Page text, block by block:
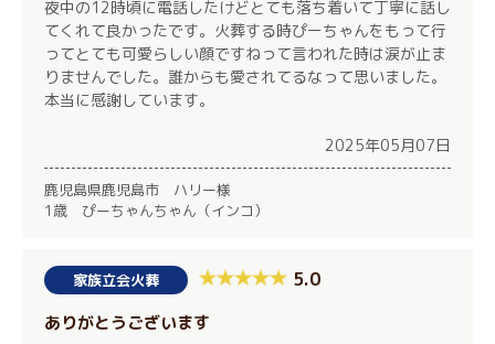
夜中の12時頃に電話したけどとても落ち着いて丁寧に話し
てくれて良かったです。火葬する時ぴーちゃんをもって行
ってとても可愛らしい顔ですねって言われた時は涙が止ま
りませんでした。誰からも愛されてるなって思いました。
本当に感謝しています。
2025年05月07日
鹿児島県鹿児島市 ハリー様
1歳 ぴーちゃんちゃん（インコ）
家族立会火葬 5.0
ありがとうございます